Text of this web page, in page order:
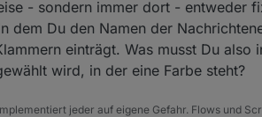
- sondern immer dort - entweder
dem Du den Namen der
einträgt. Was musst Du also
wird, in der eine Farbe steht?
jeder auf eigene Gefahr. Flows und